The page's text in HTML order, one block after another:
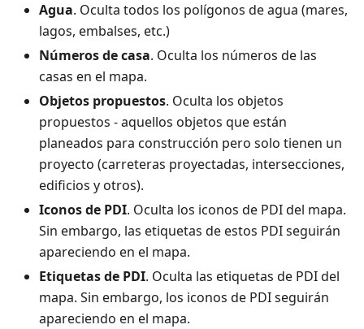
Agua. Oculta todos los polígonos de agua (mares,
lagos, embalses, etc.)
Números de casa. Oculta los números de las
casas en el mapa.
Objetos propuestos. Oculta los objetos
propuestos - aquellos objetos que están
planeados para construcción pero solo tienen un
proyecto (carreteras proyectadas, intersecciones,
edificios y otros).
Iconos de PDI. Oculta los iconos de PDI del mapa.
Sin embargo, las etiquetas de estos PDI seguirán
apareciendo en el mapa.
Etiquetas de PDI. Oculta las etiquetas de PDI del
mapa. Sin embargo, los iconos de PDI seguirán
apareciendo en el mapa.